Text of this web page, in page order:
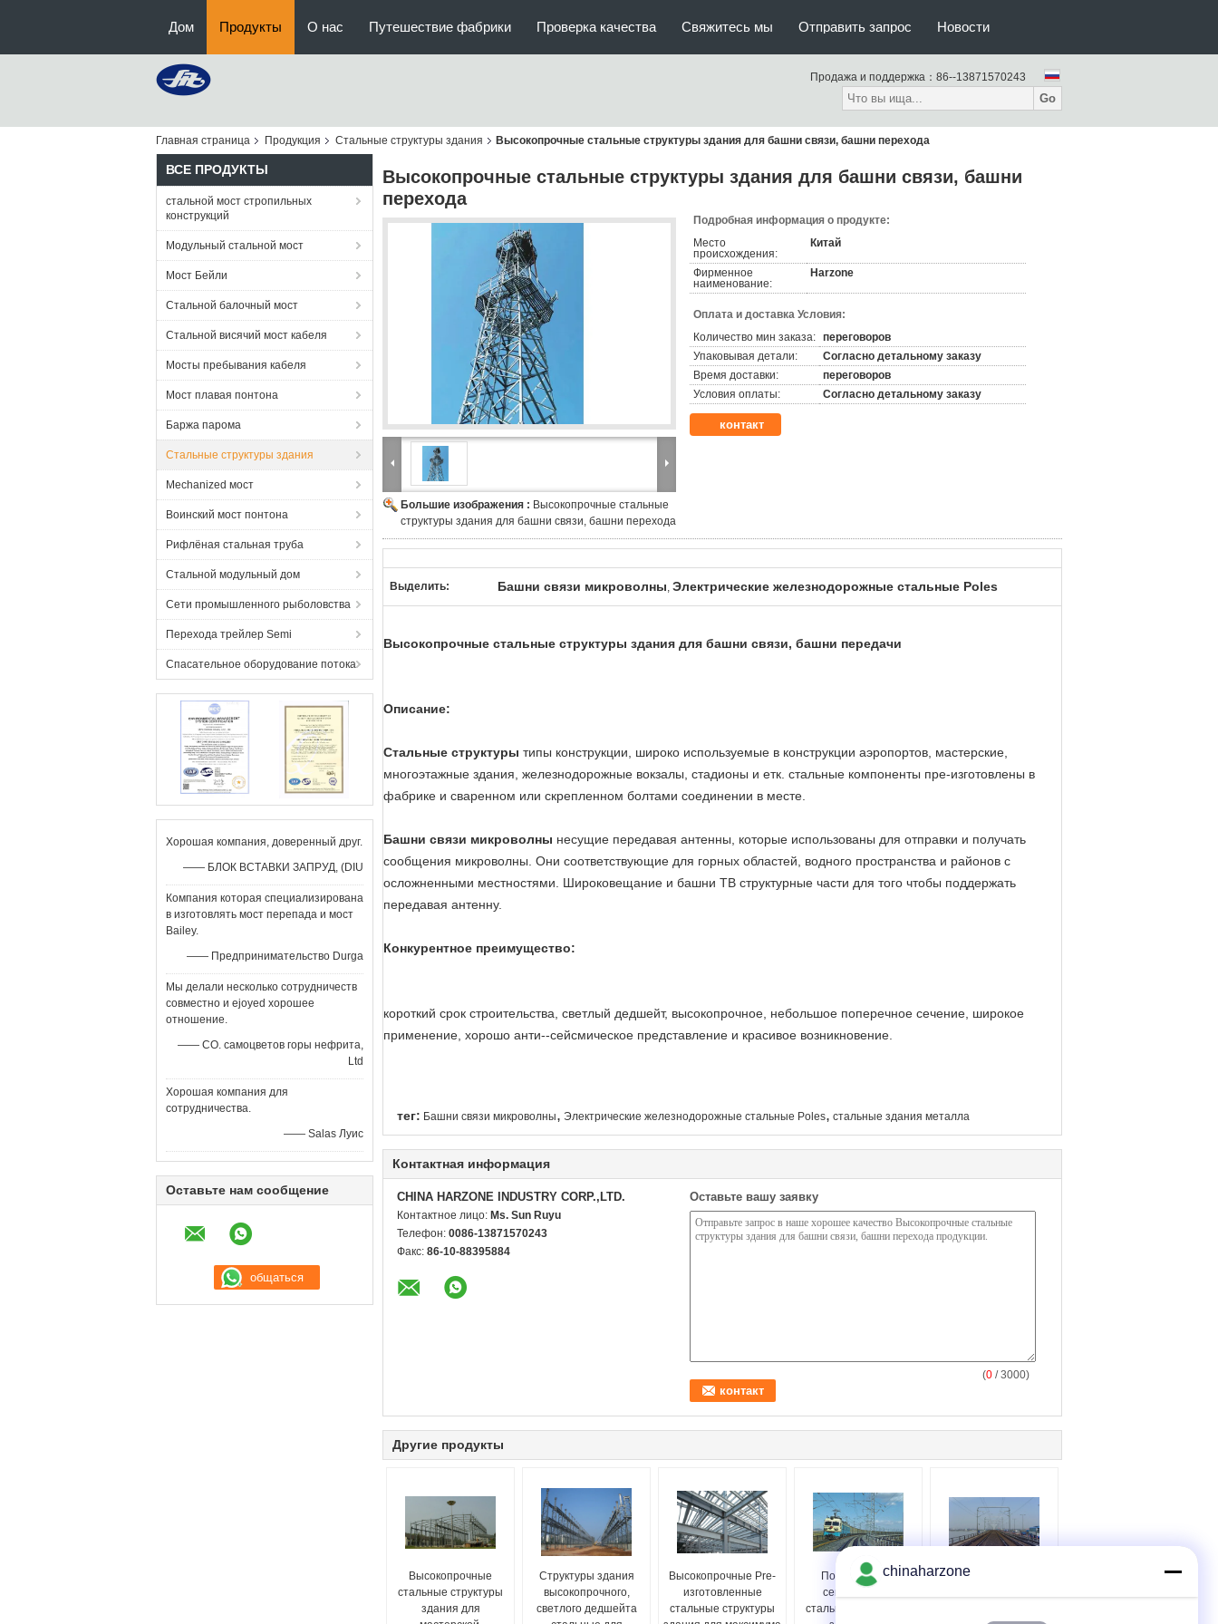
Дом Продукты О нас Путешествие фабрики Проверка качества Свяжитесь мы Отправить запрос Новости
Продажа и поддержка： 86--13871570243
Go
Главная страница Продукция Стальные структуры здания Высокопрочные стальные структуры здания для башни связи, башни перехода
ВСЕ ПРОДУКТЫ
стальной мост стропильных
конструкций
Модульный стальной мост
Мост Бейли
Стальной балочный мост
Стальной висячий мост кабеля
Мосты пребывания кабеля
Мост плавая понтона
Баржа парома
Стальные структуры здания
Mechanized мост
Воинский мост понтона
Рифлёная стальная труба
Стальной модульный дом
Сети промышленного рыболовства
Перехода трейлер Semi
Спасательное оборудование потока
Хорошая компания, доверенный друг.
—— БЛОК ВСТАВКИ ЗАПРУД, (DIU
Компания которая специализирована
в изготовлять мост перепада и мост
Bailey.
—— Предпринимательство Durga
Мы делали несколько сотрудничеств
совместно и ejoyed хорошее
отношение.
—— CO. самоцветов горы нефрита,
Ltd
Хорошая компания для
сотрудничества.
—— Salas Луис
Оставьте нам сообщение
Высокопрочные стальные структуры здания для башни связи, башни
перехода
Большие изображения : Высокопрочные стальные
структуры здания для башни связи, башни перехода
Подробная информация о продукте:
Место
происхождения:
Китай
Фирменное
наименование:
Harzone
Оплата и доставка Условия:
Количество мин заказа: переговоров
Упаковывая детали:
Согласно детальному заказу
Время доставки:
переговоров
Условия оплаты:
Согласно детальному заказу
контакт
Выделить: Башни связи микроволны, Электрические железнодорожные стальные Poles
Высокопрочные стальные структуры здания для башни связи, башни передачи
Описание:
Стальные структуры типы конструкции, широко используемые в конструкции аэропортов, мастерские,
многоэтажные здания, железнодорожные вокзалы, стадионы и етк. стальные компоненты пре-изготовлены в
фабрике и сваренном или скрепленном болтами соединении в месте.
Башни связи микроволны несущие передавая антенны, которые использованы для отправки и получать
сообщения микроволны. Они соответствующие для горных областей, водного пространства и районов с
осложненными местностями. Широковещание и башни ТВ структурные части для того чтобы поддержать
передавая антенну.
Конкурентное преимущество:
короткий срок строительства, светлый дедшейт, высокопрочное, небольшое поперечное сечение, широкое
применение, хорошо анти--сейсмическое представление и красивое возникновение.
тег: Башни связи микроволны, Электрические железнодорожные стальные Poles, стальные здания металла
Контактная информация
CHINA HARZONE INDUSTRY CORP.,LTD.
Контактное лицо: Ms. Sun Ruyu
Телефон: 0086-13871570243
Факс: 86-10-88395884
Оставьте вашу заявку
(0 / 3000)
Другие продукты
Высокопрочные
стальные структуры
здания для
Структуры здания
высокопрочного,
светлого дедшейта
Высокопрочные Pre-
изготовленные
стальные структуры
Подвес анти- -
сейсмические
стальные структуры
Облегченные
chinaharzone